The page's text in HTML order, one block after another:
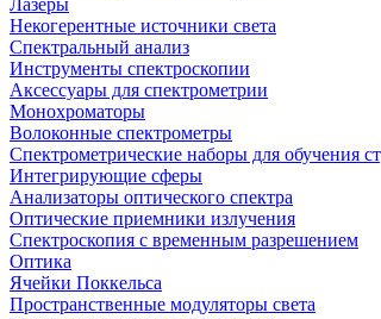
Лазеры
Некогерентные источники света
Спектральный анализ
Инструменты спектроскопии
Аксессуары для спектрометрии
Монохроматоры
Волоконные спектрометры
Спектрометрические наборы для обучения
Интегрирующие сферы
Анализаторы оптического спектра
Оптические приемники излучения
Спектроскопия с временным разрешением
Оптика
Ячейки Поккельса
Пространственные модуляторы света